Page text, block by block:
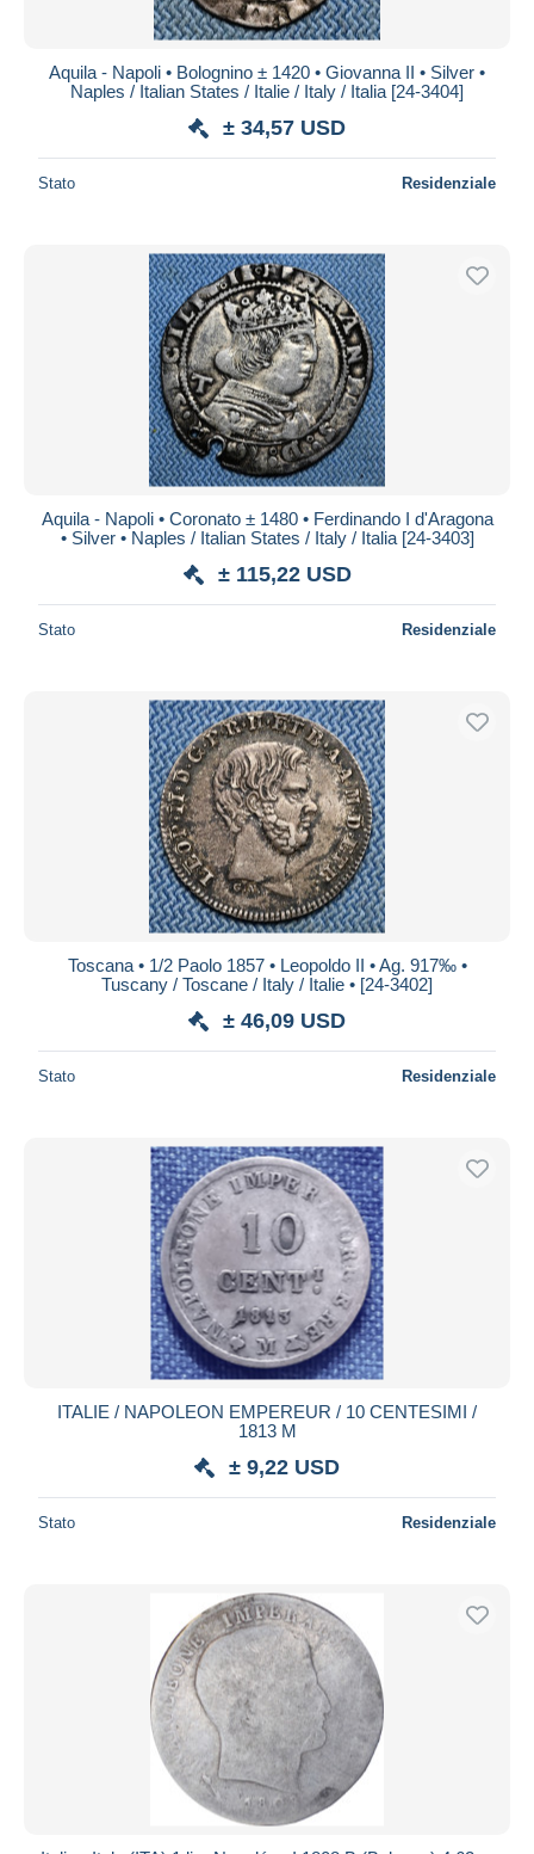
Aquila - Napoli • Bolognino ± 1420 • Giovanna II • Silver •
Naples / Italian States / Italie / Italy / Italia [24-3404]
± 34,57 USD
Stato Residenziale
Aquila - Napoli • Coronato ± 1480 • Ferdinando I d'Aragona
• Silver • Naples / Italian States / Italy / Italia [24-3403]
± 115,22 USD
Stato Residenziale
Toscana • 1/2 Paolo 1857 • Leopoldo II • Ag. 917‰ •
Tuscany / Toscane / Italy / Italie • [24-3402]
± 46,09 USD
Stato Residenziale
ITALIE / NAPOLEON EMPEREUR / 10 CENTESIMI /
1813 M
± 9,22 USD
Stato Residenziale